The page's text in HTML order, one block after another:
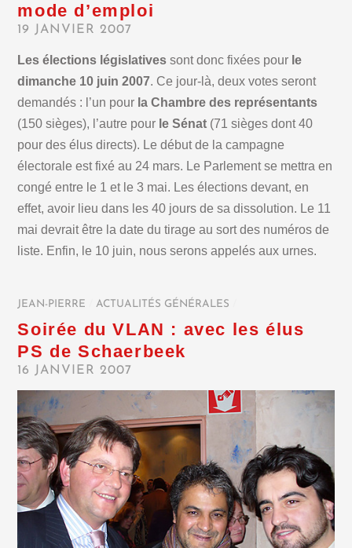
mode d’emploi
19 JANVIER 2007
Les élections législatives sont donc fixées pour le
dimanche 10 juin 2007. Ce jour-là, deux votes seront
demandés : l’un pour la Chambre des représentants
(150 sièges), l’autre pour le Sénat (71 sièges dont 40
pour des élus directs). Le début de la campagne
électorale est fixé au 24 mars. Le Parlement se mettra en
congé entre le 1 et le 3 mai. Les élections devant, en
effet, avoir lieu dans les 40 jours de sa dissolution. Le 11
mai devrait être la date du tirage au sort des numéros de
liste. Enfin, le 10 juin, nous serons appelés aux urnes.
JEAN-PIERRE ACTUALITÉS GÉNÉRALES
Soirée du VLAN : avec les élus
PS de Schaerbeek
16 JANVIER 2007